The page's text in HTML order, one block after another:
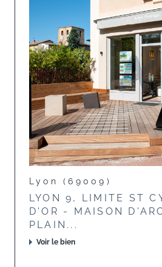
Lyon (69009)
LYON 9, LIMITE ST
D'OR - MAISON
PLAIN...
Voir le bien